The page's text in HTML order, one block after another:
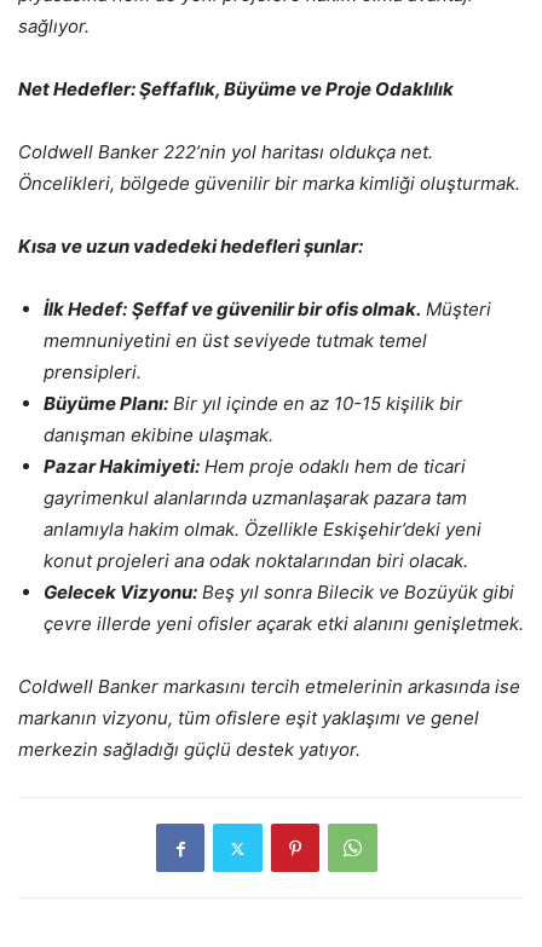
sağlıyor.
Net Hedefler: Şeffaflık, Büyüme ve Proje Odaklılık
Coldwell Banker 222’nin yol haritası oldukça net.
Öncelikleri, bölgede güvenilir bir marka kimliği oluşturmak.
Kısa ve uzun vadedeki hedefleri şunlar:
İlk Hedef: Şeffaf ve güvenilir bir ofis olmak. Müşteri
memnuniyetini en üst seviyede tutmak temel
prensipleri.
Büyüme Planı: Bir yıl içinde en az 10-15 kişilik bir
danışman ekibine ulaşmak.
Pazar Hakimiyeti: Hem proje odaklı hem de ticari
gayrimenkul alanlarında uzmanlaşarak pazara tam
anlamıyla hakim olmak. Özellikle Eskişehir’deki yeni
konut projeleri ana odak noktalarından biri olacak.
Gelecek Vizyonu: Beş yıl sonra Bilecik ve Bozüyük gibi
çevre illerde yeni ofisler açarak etki alanını genişletmek.
Coldwell Banker markasını tercih etmelerinin arkasında ise
markanın vizyonu, tüm ofislere eşit yaklaşımı ve genel
merkezin sağladığı güçlü destek yatıyor.